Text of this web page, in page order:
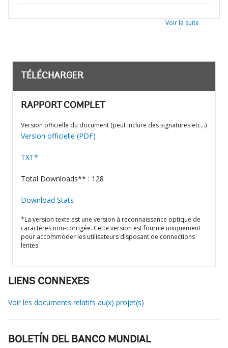
Voir la suite
TÉLÉCHARGER
RAPPORT COMPLET
Version officielle du document (peut inclure des signatures etc…)
Version officielle (PDF)
TXT*
Total Downloads** : 128
Download Stats
*La version texte est une version à reconnaissance optique de
caractères non-corrigée. Cette version est fournie uniquement
pour accommoder les utilisateurs disposant de connections
lentes.
LIENS CONNEXES
Voir les documents relatifs au(x) projet(s)
BOLETÍN DEL BANCO MUNDIAL